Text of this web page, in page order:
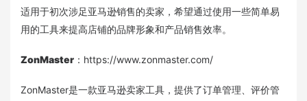
适用于初次涉足亚马逊销售的卖家，希望通过使用一些简单易
用的工具来提高店铺的品牌形象和产品销售效率。
ZonMaster ：https://www.zonmaster.com/
ZonMaster是一款亚马逊卖家工具，提供了订单管理、评价管